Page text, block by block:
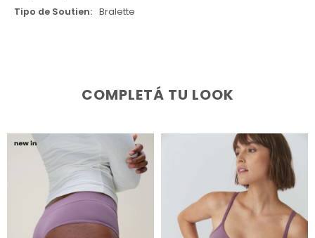
Tipo de Soutien
Bralette
COMPLETÁ TU LOOK